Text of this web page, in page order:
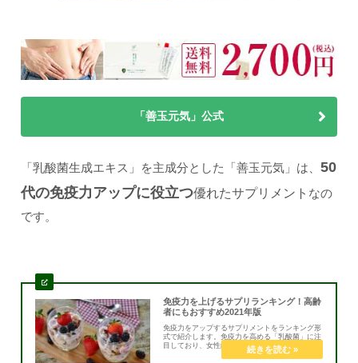
「善玉元気」公式
「乳酸菌生成エキス」を主成分とした「善玉元気」は、 50
代の免疫力アップに役立つ優れたサプリメント なの
です。
免疫力を上げるサプリランキング！高齢
者にもおすすめ2021年版
免疫力をアップするサプリメントをランキング形
式で紹介します。免疫力を高める「乳酸菌」に注
目しており、女性向けや男性向けのほかに、高齢
者向けに飲みやすさと継続のしやすさを考慮した